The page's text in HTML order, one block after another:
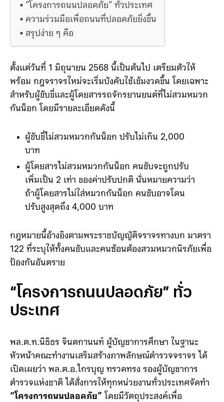
“โครงการถนนปลอดภัย” ทั่วประเทศ
ความร่วมมือเพื่อถนนที่ปลอดภัยยิ่งขึ้น
สรุปง่าย ๆ คือ
ตั้งแต่วันที่ 1 มิถุนายน 2568 นี้เป็นต้นไป เตรียมตัวให้
พร้อม กฎจราจรใหม่จะเริ่มบังคับใช้เข้มงวดขึ้น โดยเฉพาะ
สำหรับผู้ขับขี่และผู้โดยสารรถจักรยานยนต์ที่ไม่สวมหมวก
กันน็อก โดยมีรายละเอียดดังนี้
ผู้ขับขี่ไม่สวมหมวกกันน็อก ปรับไม่เกิน 2,000
บาท
ผู้โดยสารไม่สวมหมวกกันน็อก คนขับจะถูกปรับ
เพิ่มเป็น 2 เท่า ของค่าปรับปกติ นั่นหมายความว่า
ถ้าผู้โดยสารไม่ใส่หมวกกันน็อก คนขับอาจโดน
ปรับสูงสุดถึง 4,000 บาท
กฎหมายนี้อ้างอิงตามพระราชบัญญัติจราจรทางบก มาตรา
122 ที่ระบุให้ทั้งคนขับและคนซ้อนต้องสวมหมวกนิรภัยเพื่อ
ป้องกันอันตราย
“โครงการถนนปลอดภัย” ทั่ว
ประเทศ
พล.ต.ท.นิธิธร จินตกานนท์ ผู้บัญชาการศึกษา ในฐานะ
หัวหน้าคณะทำงานเสริมสร้างภาพลักษณ์ตำรวจจราจร ได้
เปิดเผยว่า พล.ต.อ.ไกรบุญ ทรวดทรง รองผู้บัญชาการ
ตำรวจแห่งชาติ ได้สั่งการให้ทุกหน่วยงานทั่วประเทศจัดทำ
“โครงการถนนปลอดภัย” โดยมีวัตถุประสงค์เพื่อ